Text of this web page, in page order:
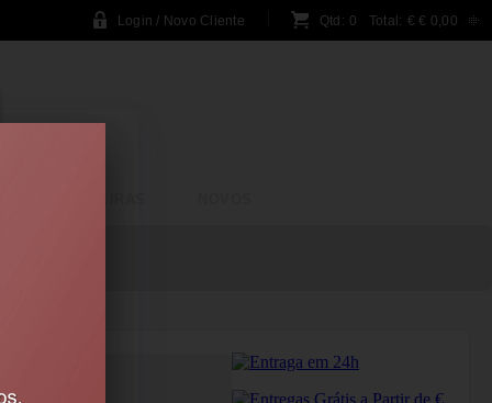
Login / Novo Cliente Qtd: 0 Total: €€ 0,00
ROSA